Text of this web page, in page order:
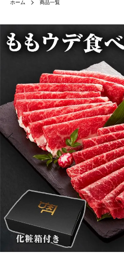
ホーム 商品一覧